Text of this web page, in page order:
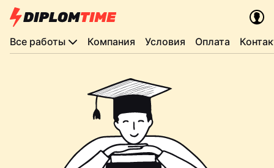
Все работы Компания Условия Оплата